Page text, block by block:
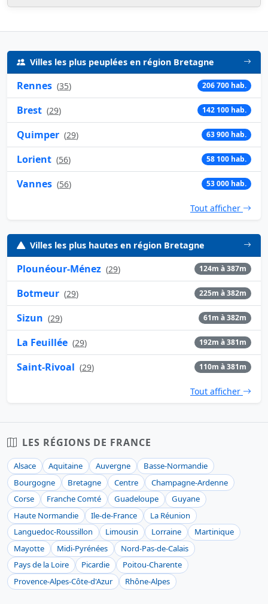
Villes les plus peuplées en région Bretagne
Rennes (35) 206 700 hab.
Brest (29) 142 100 hab.
Quimper (29) 63 900 hab.
Lorient (56) 58 100 hab.
Vannes (56) 53 000 hab.
Tout afficher
Villes les plus hautes en région Bretagne
Plounéour-Ménez (29) 124m à 387m
Botmeur (29) 225m à 382m
Sizun (29) 61m à 382m
La Feuillée (29) 192m à 381m
Saint-Rivoal (29) 110m à 381m
Tout afficher
LES RÉGIONS DE FRANCE
Alsace Aquitaine Auvergne
Basse-Normandie
Bourgogne
Bretagne Centre
Champagne-Ardenne
Corse
Franche Comté Guadeloupe
Guyane
Haute Normandie
Ile-de-France
La Réunion
Languedoc-Roussillon
Limousin Lorraine
Martinique
Mayotte
Midi-Pyrénées
Nord-Pas-de-Calais
Pays de la Loire
Picardie
Poitou-Charente
Provence-Alpes-Côte-d'Azur
Rhône-Alpes